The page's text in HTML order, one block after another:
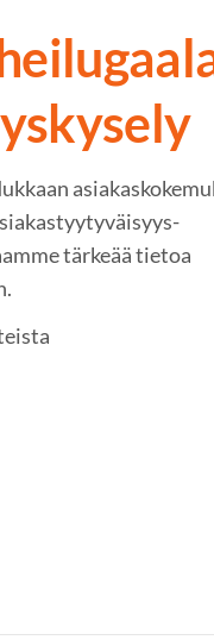
tärkeää tietoa